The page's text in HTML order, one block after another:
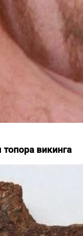
топора викинга